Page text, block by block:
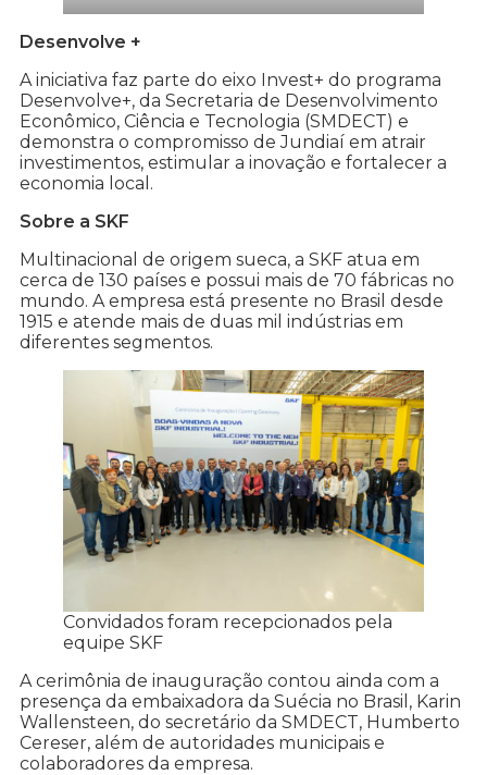
Desenvolve +
A iniciativa faz parte do eixo Invest+ do programa
Desenvolve+, da Secretaria de Desenvolvimento
Econômico, Ciência e Tecnologia (SMDECT) e
demonstra o compromisso de Jundiaí em atrair
investimentos, estimular a inovação e fortalecer a
economia local.
Sobre a SKF
Multinacional de origem sueca, a SKF atua em
cerca de 130 países e possui mais de 70 fábricas no
mundo. A empresa está presente no Brasil desde
1915 e atende mais de duas mil indústrias em
diferentes segmentos.
Convidados foram recepcionados pela
equipe SKF
A cerimônia de inauguração contou ainda com a
presença da embaixadora da Suécia no Brasil, Karin
Wallensteen, do secretário da SMDECT, Humberto
Cereser, além de autoridades municipais e
colaboradores da empresa.